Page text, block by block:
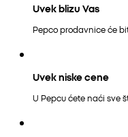
Uvek blizu Vas
Pepco prodavnice će
Uvek niske cene
U Pepcu ćete naći sve